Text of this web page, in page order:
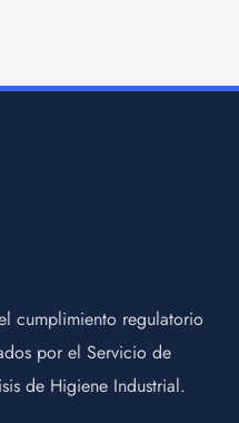
cumplimiento regulatorio
por el Servicio de
de Higiene Industrial.